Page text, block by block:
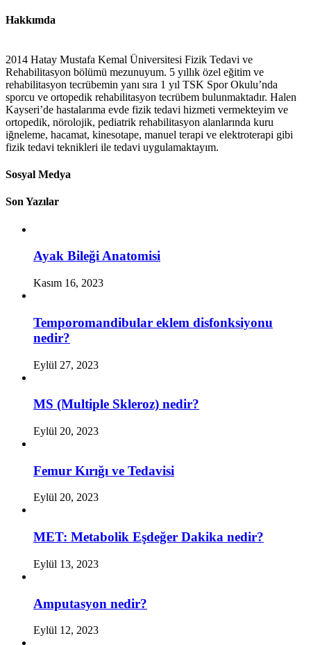
Hakkımda
2014 Hatay Mustafa Kemal Üniversitesi Fizik Tedavi ve
Rehabilitasyon bölümü mezunuyum. 5 yıllık özel eğitim ve
rehabilitasyon tecrübemin yanı sıra 1 yıl TSK Spor Okulu’nda
sporcu ve ortopedik rehabilitasyon tecrübem bulunmaktadır. Halen
Kayseri’de hastalarıma evde fizik tedavi hizmeti vermekteyim ve
ortopedik, nörolojik, pediatrik rehabilitasyon alanlarında kuru
iğneleme, hacamat, kinesotape, manuel terapi ve elektroterapi gibi
fizik tedavi teknikleri ile tedavi uygulamaktayım.
Sosyal Medya
Son Yazılar
Ayak Bileği Anatomisi
Kasım 16, 2023
Temporomandibular eklem disfonksiyonu
nedir?
Eylül 27, 2023
MS (Multiple Skleroz) nedir?
Eylül 20, 2023
Femur Kırığı ve Tedavisi
Eylül 20, 2023
MET: Metabolik Eşdeğer Dakika nedir?
Eylül 13, 2023
Amputasyon nedir?
Eylül 12, 2023